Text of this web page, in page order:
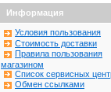
Информация
Условия пользования
Стоимость доставки
Правила пользования
магазином
Список сервисных
Обмен ссылками